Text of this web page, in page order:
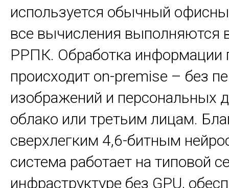
используется обычный
все вычисления выполняются
РРПК. Обработка информации
происходит on-premise – без
изображений и персональных
облако или третьим лицам.
сверхлегким 4,6-битным
система работает на типовой
инфраструктуре без GPU,